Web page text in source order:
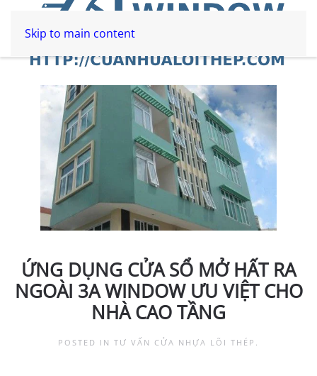
Skip to main content
ỨNG DỤNG CỬA SỔ MỞ HẤT RA
NGOÀI 3A WINDOW ƯU VIỆT CHO
NHÀ CAO TẦNG
POSTED IN TƯ VẤN CỬA NHỰA LÕI THÉP